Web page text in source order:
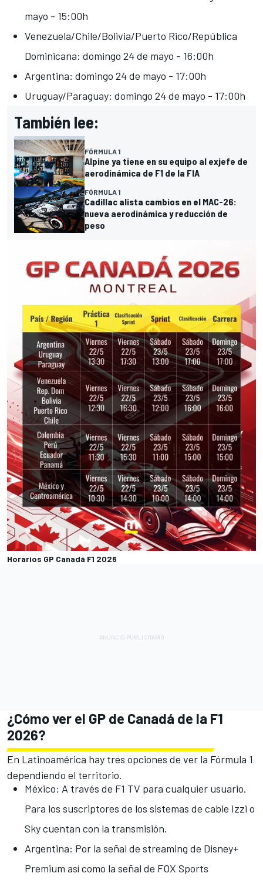
mayo - 15:00h
Venezuela/Chile/Bolivia/Puerto Rico/República
Dominicana: domingo 24 de mayo - 16:00h
Argentina: domingo 24 de mayo - 17:00h
Uruguay/Paraguay: domingo 24 de mayo - 17:00h
También lee:
FÓRMULA 1
Alpine ya tiene en su equipo al exjefe de
aerodinámica de F1 de la FIA
FÓRMULA 1
Cadillac alista cambios en el MAC-26:
nueva aerodinámica y reducción de
peso
Horarios GP Canadá F1 2026
¿Cómo ver el GP de Canadá de la F1
2026?
En Latinoamérica hay tres opciones de ver la Fórmula 1
dependiendo el territorio.
México: A través de F1 TV para cualquier usuario.
Para los suscriptores de los sistemas de cable Izzi o
Sky cuentan con la transmisión.
Argentina: Por la señal de streaming de Disney+
Premium así como la señal de FOX Sports